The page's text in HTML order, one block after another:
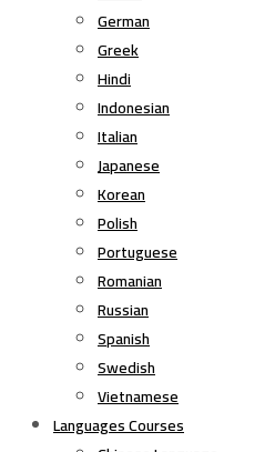
German
Greek
Hindi
Indonesian
Italian
Japanese
Korean
Polish
Portuguese
Romanian
Russian
Spanish
Swedish
Vietnamese
Languages Courses